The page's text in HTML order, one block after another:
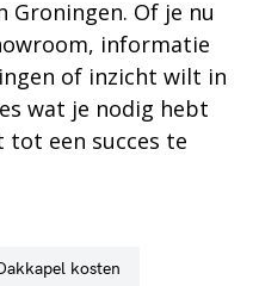
Groningen. Of je nu
informatie
of inzicht wilt in
wat je nodig hebt
een succes te
dakkapel kosten